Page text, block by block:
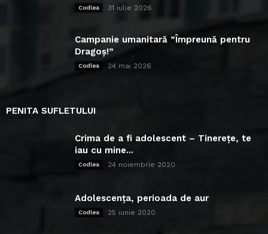
Codlea 31 iulie 2026
Campanie umanitară ”Împreună pentru
Dragoș!”
Codlea 24 mai 2026
PENITA SUFLETULUI
Crima de a fi adolescent – Tinerețe, te
iau cu mine...
Codlea 24 noiembrie 2020
Adolescența, perioada de aur
Codlea 25 iunie 2020